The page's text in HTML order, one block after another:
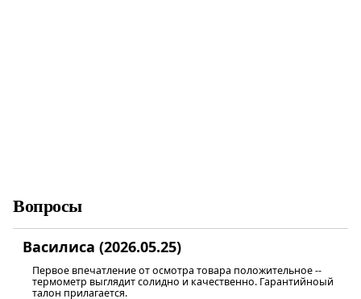
Вопросы
Василиса (2026.05.25)
Первое впечатление от осмотра товара положительное --
термометр выглядит солидно и качественно. Гарантийноый
талон прилагается.